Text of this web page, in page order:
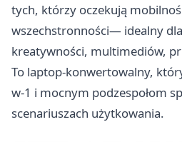
tych, którzy oczekują
wszechstronności— idealny
kreatywności, multimediów,
To laptop-konwertowalny,
w-1 i mocnym podzespołom
scenariuszach użytkowania.